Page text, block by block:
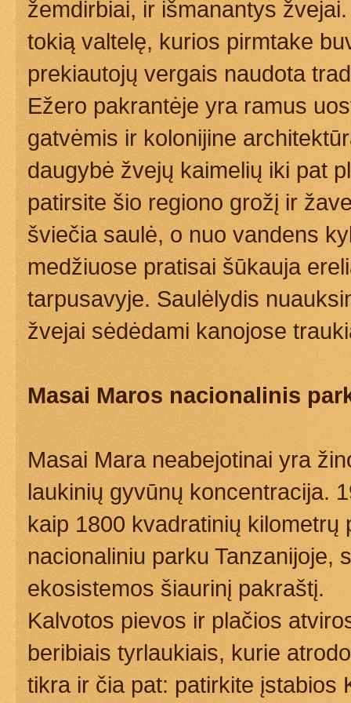
žemdirbiai, ir išmanantys
tokią valtelę, kurios pirmtake
prekiautojų vergais naudota
Ežero pakrantėje yra ramus
gatvėmis ir kolonijine
daugybė žvejų kaimelių iki pat
patirsite šio regiono grožį ir
šviečia saulė, o nuo vandens
medžiuose pratisai šūkauja
tarpusavyje. Saulėlydis
žvejai sėdėdami kanojose
Masai Maros nacionalinis
Masai Mara neabejotinai yra
laukinių gyvūnų koncentracija.
kaip 1800 kvadratinių
nacionaliniu parku Tanzanijoje,
ekosistemos šiaurinį pakraštį.
Kalvotos pievos ir plačios
beribiais tyrlaukiais, kurie
tikra ir čia pat: patirkite įstabios